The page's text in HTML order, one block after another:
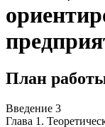
План
Введение 3
Глава 1.